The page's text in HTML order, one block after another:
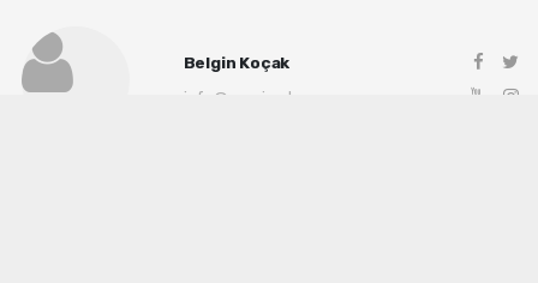
Belgin Koçak
info@manisadenge.com